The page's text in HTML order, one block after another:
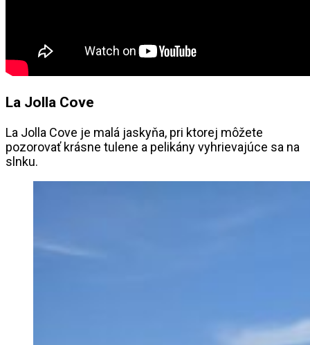
La Jolla Cove
La Jolla Cove je malá jaskyňa, pri ktorej môžete
pozorovať krásne tulene a pelikány vyhrievajúce sa na
slnku.